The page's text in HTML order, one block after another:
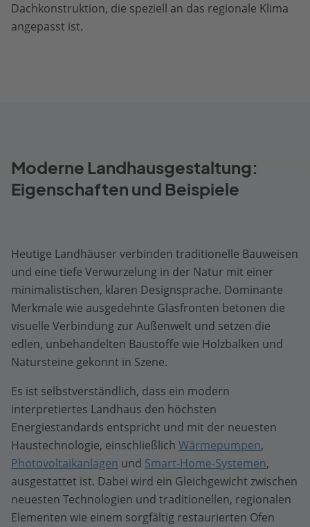
Dachkonstruktion, die speziell an das regionale Klima
angepasst ist.
Moderne Landhausgestaltung:
Eigenschaften und Beispiele
Heutige Landhäuser verbinden traditionelle Bauweisen
und eine tiefe Verwurzelung in der Natur mit einer
minimalistischen, klaren Designsprache. Dominante
Merkmale wie ausgedehnte Glasfronten betonen die
visuelle Verbindung zur Außenwelt und setzen die
edlen, unbehandelten Baustoffe wie Holzbalken und
Natursteine gekonnt in Szene.
Es ist selbstverständlich, dass ein modern
interpretiertes Landhaus den höchsten
Energiestandards entspricht und mit der neuesten
Haustechnologie, einschließlich Wärmepumpen,
Photovoltaikanlagen und Smart-Home-Systemen,
ausgestattet ist. Dabei wird ein Gleichgewicht zwischen
neuesten Technologien und traditionellen, regionalen
Elementen wie einem sorgfältig restaurierten Ofen